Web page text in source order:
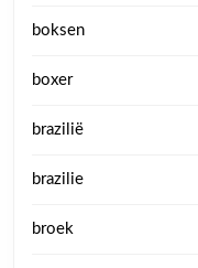
boksen
boxer
brazilië
brazilie
broek